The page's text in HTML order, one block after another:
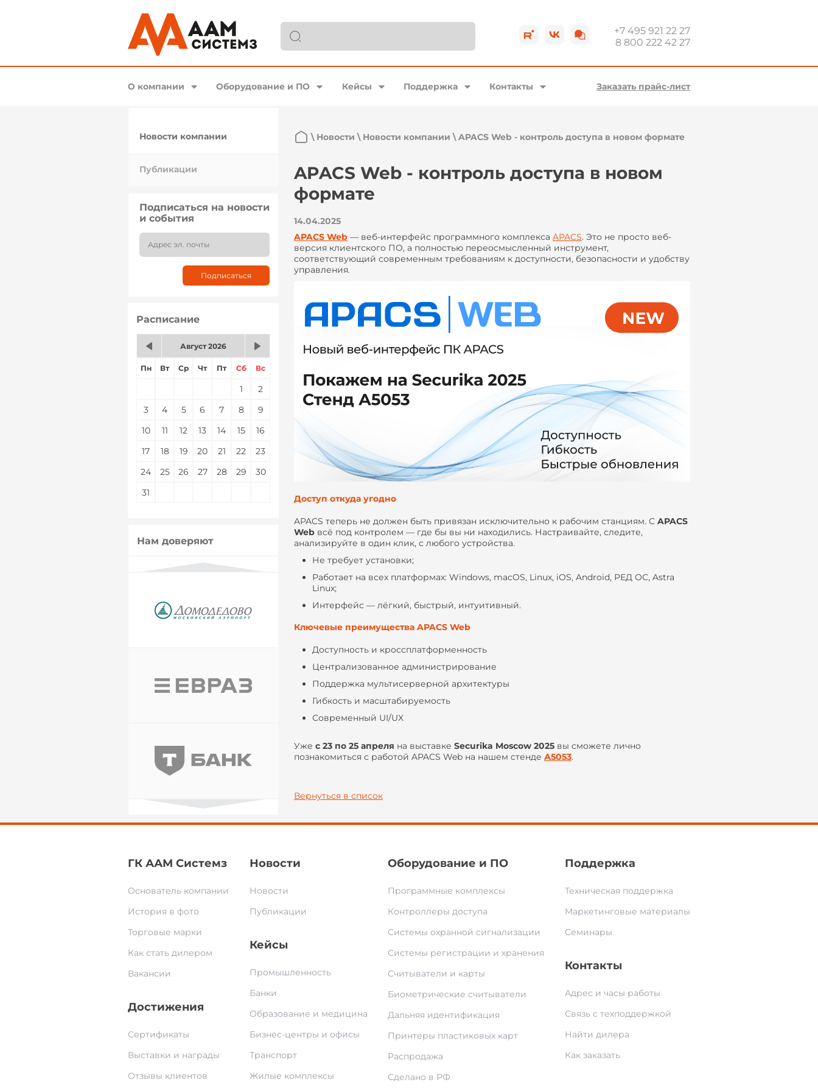
+7 495 921 22 27
8 800 222 42 27
О компании Оборудование и ПО Кейсы Поддержка Контакты Заказать прайс-лист
Новости компании
Публикации
Подписаться на новости
и события
Расписание
Август 2026
Пн Вт Ср Чт Пт Сб Вс
1
2
3
4 5 6 7 8
9
10
11 12 13 14 15
16
17
18 19 20 21 22
23
24
25 26 27 28 29
30
31
Нам доверяют
\ Новости \ Новости компании \APACS Web - контроль доступа в новом формате
APACS Web - контроль доступа в новом
формате
14.04.2025
APACS Web — веб-интерфейс программного комплекса APACS. Это не просто веб-
версия клиентского ПО, а полностью переосмысленный инструмент,
соответствующий современным требованиям к доступности, безопасности и удобству
управления.
Доступ откуда угодно
APACS теперь не должен быть привязан исключительно к рабочим станциям. С APACS
Web всё под контролем — где бы вы ни находились. Настраивайте, следите,
анализируйте в один клик, с любого устройства.
Не требует установки;
Работает на всех платформах: Windows, macOS, Linux, iOS, Android, РЕД ОС, Astra
Linux;
Интерфейс — лёгкий, быстрый, интуитивный.
Ключевые преимущества APACS Web
Доступность и кроссплатформенность
Централизованное администрирование
Поддержка мультисерверной архитектуры
Гибкость и масштабируемость
Современный UI/UX
Уже с 23 по 25 апреля на выставке Securika Moscow 2025 вы сможете лично
познакомиться с работой APACS Web на нашем стенде А5053.
Вернуться в список
ГК ААМ Системз
Основатель компании
История в фото
Торговые марки
Как стать дилером
Вакансии
Достижения
Сертификаты
Выставки и награды
Отзывы клиентов
Новости
Новости
Публикации
Кейсы
Промышленность
Банки
Образование и медицина
Бизнес-центры и офисы
Транспорт
Жилые комплексы
Оборудование и ПО
Программные комплексы
Контроллеры доступа
Системы охранной сигнализации
Системы регистрации и хранения
Считыватели и карты
Биометрические считыватели
Дальняя идентификация
Принтеры пластиковых карт
Распродажа
Сделано в РФ
Поддержка
Техническая поддержка
Маркетинговые материалы
Семинары
Контакты
Адрес и часы работы
Связь с техподдержкой
Найти дилера
Как заказать